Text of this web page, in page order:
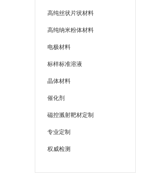
高纯丝状片状材料
高纯纳米粉体材料
电极材料
标样标准溶液
晶体材料
催化剂
磁控溅射靶材定制
专业定制
权威检测